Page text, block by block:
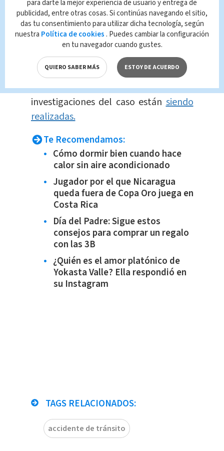
significativos.
De acuerdo con la información que se
maneja,aún no se tiene claro porqué
la conductora habría ingresadohasta
esta zona con su vehículo. Las
investigaciones del caso estánsiendo
realizadas.
Te Recomendamos:
Cómo dormir bien cuando hace
calor sin aire acondicionado
Jugador por el que Nicaragua
queda fuera de Copa Oro juega en
Costa Rica
Día del Padre: Sigue estos
consejos para comprar un regalo
con las 3B
¿Quién es el amor platónico de
Yokasta Valle? Ella respondió en
su Instagram
TAGS RELACIONADOS:
accidente de tránsito
para darte la mejor experiencia de usuario y entrega de
publicidad, entre otras cosas. Si continúas navegando el sitio,
das tu consentimiento para utilizar dicha tecnología, según
nuestra Política de cookies . Puedes cambiar la configuración
en tu navegador cuando gustes.
QUIERO SABER MÁS ESTOY DE ACUERDO